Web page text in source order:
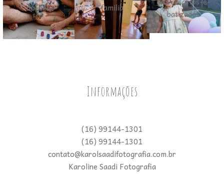
Informações
(16) 99144-1301
(16) 99144-1301
contato@karolsaadifotografia.com.br
Karoline Saadi Fotografia